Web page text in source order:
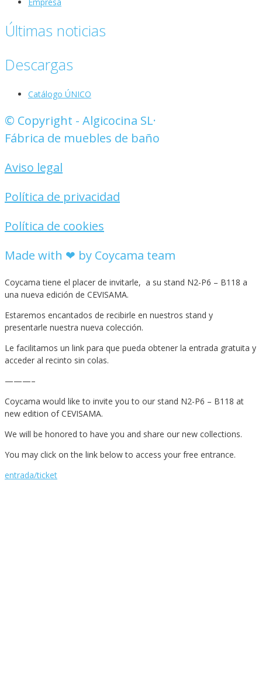
Últimas noticias
Descargas
Catálogo ÚNICO
© Copyright - Algicocina SL·
Fábrica de muebles de baño
Aviso legal
Política de privacidad
Política de cookies
Made with ❤ by Coycama team
Coycama tiene el placer de invitarle, a su stand N2-P6 – B118 a
una nueva edición de CEVISAMA.
Estaremos encantados de recibirle en nuestros stand y
presentarle nuestra nueva colección.
Le facilitamos un link para que pueda obtener la entrada gratuita y
acceder al recinto sin colas.
———–
Coycama would like to invite you to our stand N2-P6 – B118 at
new edition of CEVISAMA.
We will be honored to have you and share our new collections.
You may click on the link below to access your free entrance.
entrada/ticket